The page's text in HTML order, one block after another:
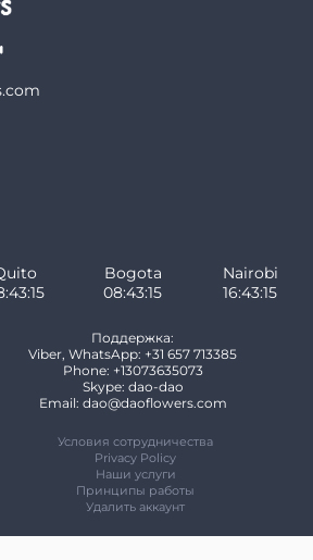
Bogota
08:43:15
Nairobi
16:43:15
Поддержка:
Viber, WhatsApp: +31 657 713385
Phone: +13073635073
Skype: dao-dao
Email: dao@daoflowers.com
Условия сотрудничества
Privacy Policy
Наши услуги
Принципы работы
Удалить аккаунт